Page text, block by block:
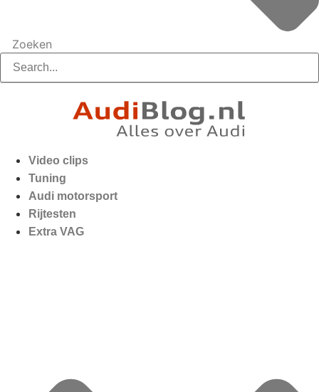
Zoeken
Video clips
Tuning
Audi motorsport
Rijtesten
Extra VAG